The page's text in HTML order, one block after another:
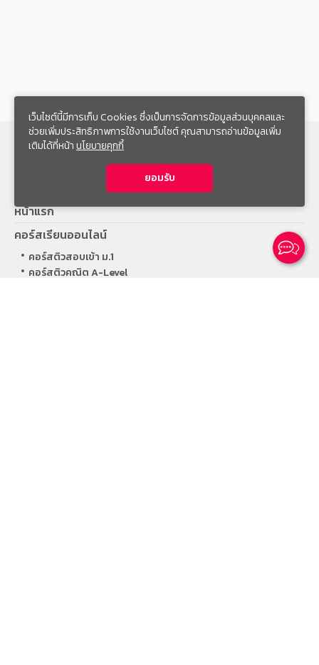
เว็บไซต์นี้มีการเก็บ Cookies ซึ่งเป็นการจัดการข้อมูลส่วนบุคคลและ
ช่วยเพิ่มประสิทธิภาพการใช้งานเว็บไซต์ คุณสามารถอ่านข้อมูลเพิ่ม
เติมได้ที่หน้านโยบายคุกกี้
ยอมรับ
สมัครเรียนคอร์สออนไลน์
หน้าแรก
คอร์สเรียนออนไลน์
คอร์สติวสอบเข้า ม.1
คอร์สติวคณิต A-Level